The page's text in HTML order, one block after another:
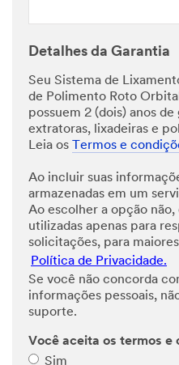
Detalhes da Garantia
Seu Sistema de
de Polimento Roto
possuem 2 (dois) anos
extratoras, lixadeiras e
Leia os
Termos e
Ao incluir suas
armazenadas em um
Ao escolher a opção
utilizadas apenas para
solicitações, para
Política de Privacidade.
Se você não concorda
informações pessoais,
suporte.
Você aceita os termos e
Sim